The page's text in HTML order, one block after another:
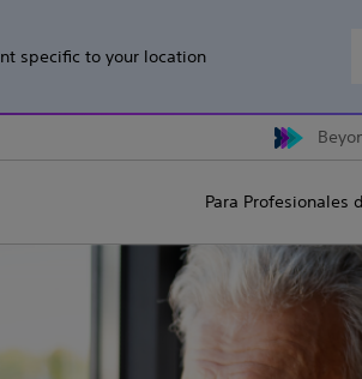
specific to your location
Para Profesionales